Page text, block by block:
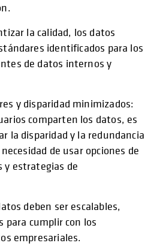
la calidad, los datos
identificados para los
de datos internos y
y disparidad minimizados:
comparten los datos, es
la disparidad y la redundancia
de usar opciones de
y estrategias de
deben ser escalables,
para cumplir con los
empresariales.